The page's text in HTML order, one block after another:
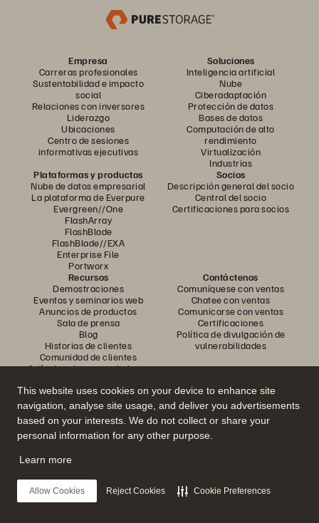
This website uses cookies on your device to enhance site
navigation, analyse site usage, and deliver you advertisements
based on your interests. We do not collect or share your
personal information for any other purpose.
Learn more
Allow Cookies Reject Cookies Cookie Preferences
Empresa
Carreras profesionales
Sustentabilidad e impacto
social
Relaciones con inversores
Liderazgo
Ubicaciones
Centro de sesiones
informativas ejecutivas
Soluciones
Inteligencia artificial
Nube
Ciberadaptación
Protección de datos
Bases de datos
Computación de alto
rendimiento
Virtualización
Industrias
Plataformas y productos
Nube de datos empresarial
La plataforma de Everpure
Evergreen//One
FlashArray
FlashBlade
FlashBlade//EXA
Enterprise File
Portworx
Socios
Descripción general del socio
Central del socio
Certificaciones para socios
Recursos
Demostraciones
Eventos y seminarios web
Anuncios de productos
Sala de prensa
Blog
Historias de clientes
Comunidad de clientes
Artículo sobre conocimiento
Contáctenos
Comuníquese con ventas
Chatee con ventas
Comunicarse con ventas
Certificaciones
Política de divulgación de
vulnerabilidades
Únase a la conversación
Siga todos los canales sociales oficiales de Everpure
© 2026 Everpure, Inc. Todos los derechos reservados.
Privacidad
Términos del sitio web Legal
Centro de confianza